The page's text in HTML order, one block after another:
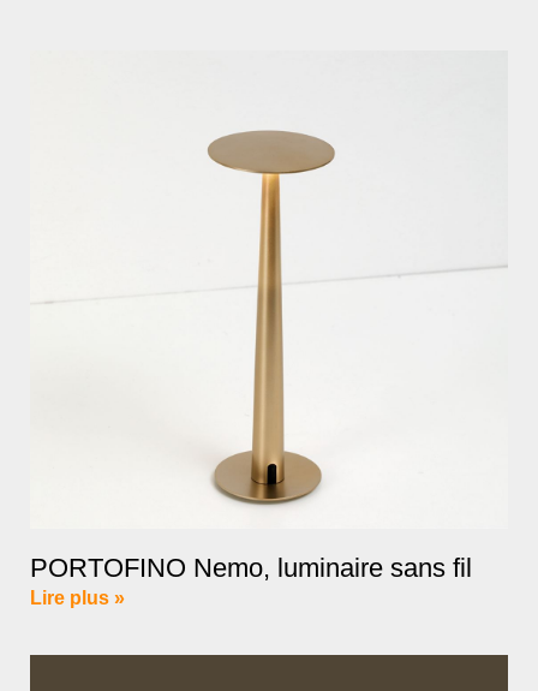
PORTOFINO Nemo, luminaire sans fil
Lire plus »